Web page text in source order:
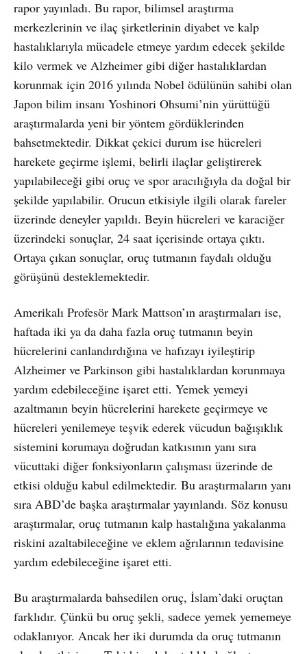
rapor yayınladı. Bu rapor, bilimsel araştırma
merkezlerinin ve ilaç şirketlerinin diyabet ve kalp
hastalıklarıyla mücadele etmeye yardım edecek şekilde
kilo vermek ve Alzheimer gibi diğer hastalıklardan
korunmak için 2016 yılında Nobel ödülünün sahibi olan
Japon bilim insanı Yoshinori Ohsumi’nin yürüttüğü
araştırmalarda yeni bir yöntem gördüklerinden
bahsetmektedir. Dikkat çekici durum ise hücreleri
harekete geçirme işlemi, belirli ilaçlar geliştirerek
yapılabileceği gibi oruç ve spor aracılığıyla da doğal bir
şekilde yapılabilir. Orucun etkisiyle ilgili olarak fareler
üzerinde deneyler yapıldı. Beyin hücreleri ve karaciğer
üzerindeki sonuçlar, 24 saat içerisinde ortaya çıktı.
Ortaya çıkan sonuçlar, oruç tutmanın faydalı olduğu
görüşünü desteklemektedir.
Amerikalı Profesör Mark Mattson’ın araştırmaları ise,
haftada iki ya da daha fazla oruç tutmanın beyin
hücrelerini canlandırdığına ve hafızayı iyileştirip
Alzheimer ve Parkinson gibi hastalıklardan korunmaya
yardım edebileceğine işaret etti. Yemek yemeyi
azaltmanın beyin hücrelerini harekete geçirmeye ve
hücreleri yenilemeye teşvik ederek vücudun bağışıklık
sistemini korumaya doğrudan katkısının yanı sıra
vücuttaki diğer fonksiyonların çalışması üzerinde de
etkisi olduğu kabul edilmektedir. Bu araştırmaların yanı
sıra ABD’de başka araştırmalar yayınlandı. Söz konusu
araştırmalar, oruç tutmanın kalp hastalığına yakalanma
riskini azaltabileceğine ve eklem ağrılarının tedavisine
yardım edebileceğine işaret etti.
Bu araştırmalarda bahsedilen oruç, İslam’daki oruçtan
farklıdır. Çünkü bu oruç şekli, sadece yemek yememeye
odaklanıyor. Ancak her iki durumda da oruç tutmanın